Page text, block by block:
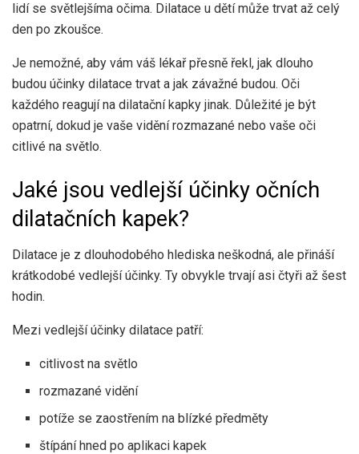
lidí se světlejšíma očima. Dilatace u dětí může trvat až celý
den po zkoušce.
Je nemožné, aby vám váš lékař přesně řekl, jak dlouho
budou účinky dilatace trvat a jak závažné budou. Oči
každého reagují na dilatační kapky jinak. Důležité je být
opatrní, dokud je vaše vidění rozmazané nebo vaše oči
citlivé na světlo.
Jaké jsou vedlejší účinky očních
dilatačních kapek?
Dilatace je z dlouhodobého hlediska neškodná, ale přináší
krátkodobé vedlejší účinky. Ty obvykle trvají asi čtyři až šest
hodin.
Mezi vedlejší účinky dilatace patří:
citlivost na světlo
rozmazané vidění
potíže se zaostřením na blízké předměty
štípání hned po aplikaci kapek